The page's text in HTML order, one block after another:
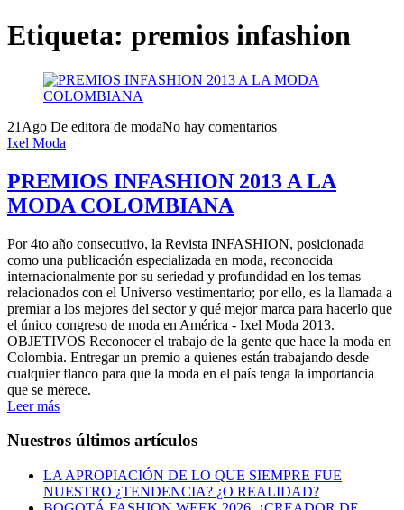
Etiqueta: premios infashion
21 Ago De editora de modaNo hay comentarios
Ixel Moda
PREMIOS INFASHION 2013 A LA
MODA COLOMBIANA
Por 4to año consecutivo, la Revista INFASHION, posicionada
como una publicación especializada en moda, reconocida
internacionalmente por su seriedad y profundidad en los temas
relacionados con el Universo vestimentario; por ello, es la llamada a
premiar a los mejores del sector y qué mejor marca para hacerlo que
el único congreso de moda en América - Ixel Moda 2013.
OBJETIVOS Reconocer el trabajo de la gente que hace la moda en
Colombia. Entregar un premio a quienes están trabajando desde
cualquier flanco para que la moda en el país tenga la importancia
que se merece.
Leer más
Nuestros últimos artículos
LA APROPIACIÓN DE LO QUE SIEMPRE FUE
NUESTRO ¿TENDENCIA? ¿O REALIDAD?